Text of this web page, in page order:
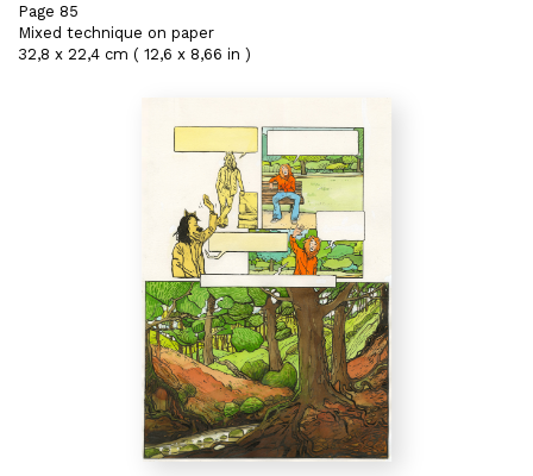
Page 85
Mixed technique on paper
32,8 x 22,4 cm ( 12,6 x 8,66 in )